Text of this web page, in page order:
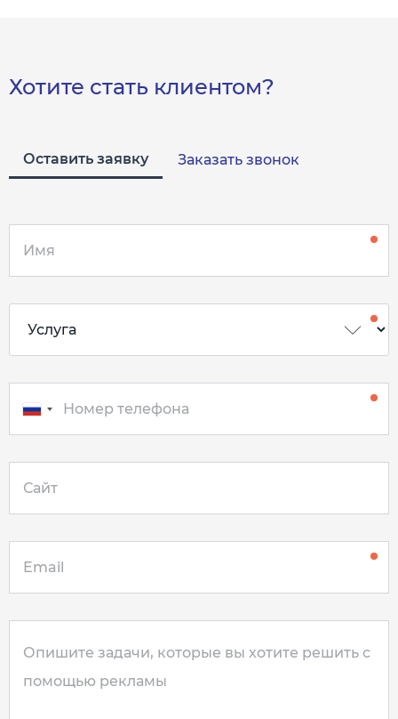
Хотите стать клиентом?
Оставить заявку Заказать звонок